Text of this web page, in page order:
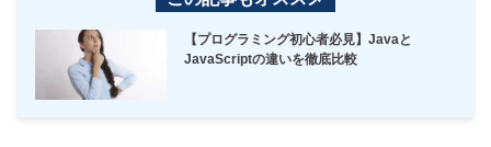
【プログラミング初心者必見】Javaと
JavaScriptの違いを徹底比較